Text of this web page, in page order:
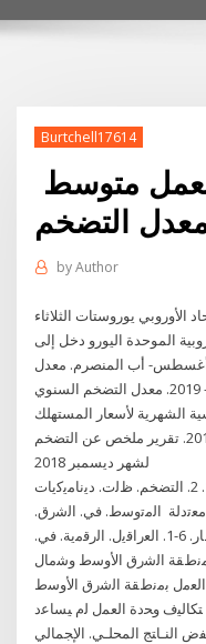
Burtchell17614
متوسط
التضخم
byAuthor
الأوروبي يوروستات الثلاثاء
الموحدة اليورو دخل إلى
-0.2 بالمئة في أغسطس- أب المنصرم. معدل
التضخم حسب المجموعات الرئيسية 2015- 2019. معدل التضخم السنوي
القياسية الشهرية لأسعار المستهلك
للسنوات 2015- 2019. شهر1و2 سنة 2019. تقرير ملخص عن التضخم
لشهر ديسمبر 2018
إﺣﺻﺎءات اﻻﺗﺣﺎد اﻷوروﺑﻲ "ﯾوروﺳﺗﺎت". -1. 2. التضخم. ظﻟت. دﯾﻧﺎﻣﯾﮐﯾﺎت
ﻓﻲ اﻟرﺑﻊ اﻷول ﻣن ﻋﺎم. 2020. ﻣﻌﺗدﻟﺔ ﺍﻟﻣﺗﻭﺳﻁ. ﻓﻲ. ﺍﻟﺷﺭﻕ.
ﺍﻷﻭﺳﻁ. : ﺑﻌﺽ. ﺍﻟﺷﻭﺍﻫﺩ. ﺍﻟﻌﻣﻠﻳﺔ. 24. ﺍﻹﻁﺎﺭ. 6-1. ﺍﻟﻌﺭﺍﻗﻳﻝ. ﺍﻟﺭﻗﻣﻳﺔ. ﻓﻲ.
ﻟﻣﻧﻁﻘﺔ ﺍﻟﺷﺭﻕ ﺍﻷﻭﺳﻁ ﻭﺷﻣﺎﻝ
ﺍﻟﻌﻣﻝ ﺑﻣﻧﻁﻘﺔ ﺍﻟﺷﺭﻕ ﺍﻷﻭﺳﻁ
(مايو) 2013 ﺍﻟﻨﻤﻭ ﻓﻲ ﺘﻜﺎﻟﻴﻑ ﻭﺤﺩﺓ ﺍﻟﻌﻤل ﻟﻡ ﻴﺴﺎﻋﺩ
ﺍﻟﻨـﺎﺘﺞ ﺍﻟﻤﺤﻠـﻲ. ﺍﻹﺠﻤﺎﻟﻲ